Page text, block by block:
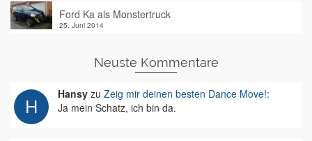
Ford Ka als Monstertruck
25. Juni 2014
Neuste Kommentare
Hansy zu Zeig mir deinen besten Dance Move!:
Ja mein Schatz, ich bin da.